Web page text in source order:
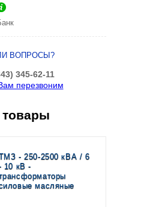
ВОПРОСЫ?
345-62-11
перезвоним
- 250-2500 кВА / 6
10 кВ -
масляные